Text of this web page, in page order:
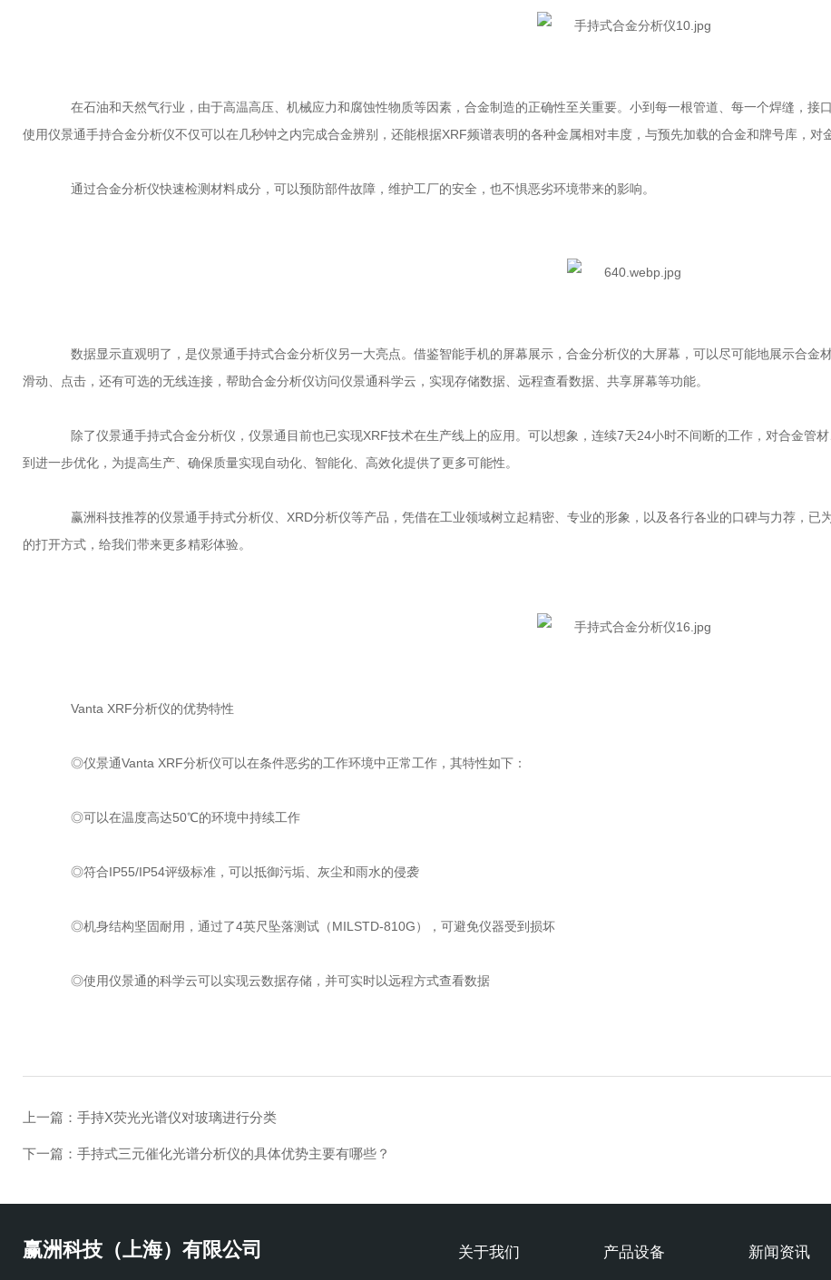
在石油和天然气行业，由于高温高压、机械应力和腐蚀性物质等因素，合金制造的正确性至关重要。小到每一根管道、每一个焊缝，接
使用仪景通手持合金分析仪不仅可以在几秒钟之内完成合金辨别，还能根据XRF频谱表明的各种金属相对丰度，与预先加载的合金和牌号库，对
通过合金分析仪快速检测材料成分，可以预防部件故障，维护工厂的安全，也不惧恶劣环境带来的影响。
数据显示直观明了，是仪景通手持式合金分析仪另一大亮点。借鉴智能手机的屏幕展示，合金分析仪的大屏幕，可以尽可能地展示合金
滑动、点击，还有可选的无线连接，帮助合金分析仪访问仪景通科学云，实现存储数据、远程查看数据、共享屏幕等功能。
除了仪景通手持式合金分析仪，仪景通目前也已实现XRF技术在生产线上的应用。可以想象，连续7天24小时不间断的工作，对合金管
到进一步优化，为提高生产、确保质量实现自动化、智能化、高效化提供了更多可能性。
赢洲科技推荐的仪景通手持式分析仪、XRD分析仪等产品，凭借在工业领域树立起精密、专业的形象，以及各行各业的口碑与力荐，已
的打开方式，给我们带来更多精彩体验。
Vanta XRF分析仪的优势特性
◎仪景通Vanta XRF分析仪可以在条件恶劣的工作环境中正常工作，其特性如下：
◎可以在温度高达50℃的环境中持续工作
◎符合IP55/IP54评级标准，可以抵御污垢、灰尘和雨水的侵袭
◎机身结构坚固耐用，通过了4英尺坠落测试（MILSTD-810G），可避免仪器受到损坏
◎使用仪景通的科学云可以实现云数据存储，并可实时以远程方式查看数据
上一篇： 手持X荧光光谱仪对玻璃进行分类
下一篇： 手持式三元催化光谱分析仪的具体优势主要有哪些？
赢洲科技（上海）有限公司 关于我们 产品设备 新闻资讯